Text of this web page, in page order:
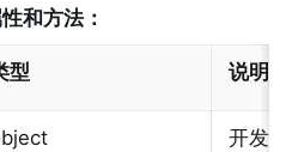
和方法：
型 说明
开发